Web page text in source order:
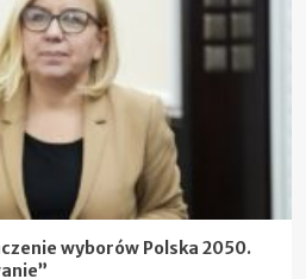
wyborów Polska 2050.